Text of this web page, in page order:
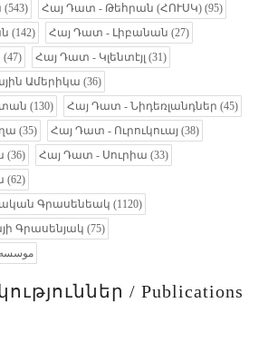
(543) Հայ Դատ - Թեհրան (ՀՈՒՍԿ) (95)
(142) Հայ Դատ - Լիբանան (27)
(47) Հայ Դատ - Կլենտէյլ (31)
Ամերիկա (36)
(130) Հայ Դատ - Նիդեռլանդներ (45)
(35) Հայ Դատ - Ուրուկուայ (38)
(36) Հայ Դատ - Սուրիա (33)
(62)
Գրասենեակ (1120)
Գրասենյակ (75)
موسسه
/ Publications